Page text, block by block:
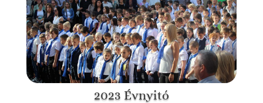
2023 Évnyitó